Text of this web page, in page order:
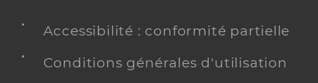
Accessibilité : conformité partielle
Conditions générales d'utilisation